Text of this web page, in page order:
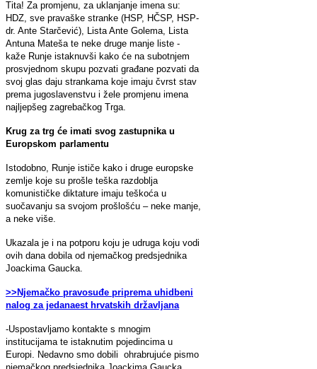
Tita! Za promjenu, za uklanjanje imena su:
HDZ, sve pravaške stranke (HSP, HČSP, HSP-
dr. Ante Starčević), Lista Ante Golema, Lista
Antuna Mateša te neke druge manje liste -
kaže Runje istaknuvši kako će na subotnjem
prosvjednom skupu pozvati građane pozvati da
svoj glas daju strankama koje imaju čvrst stav
prema jugoslavenstvu i žele promjenu imena
najljepšeg zagrebačkog Trga.
Krug za trg će imati svog zastupnika u
Europskom parlamentu
Istodobno, Runje ističe kako i druge europske
zemlje koje su prošle teška razdoblja
komunističke diktature imaju teškoća u
suočavanju sa svojom prošlošću – neke manje,
a neke više.
Ukazala je i na potporu koju je udruga koju vodi
ovih dana dobila od njemačkog predsjednika
Joackima Gaucka.
>>Njemačko pravosuđe priprema uhidbeni
nalog za jedanaest hrvatskih državljana
-Uspostavljamo kontakte s mnogim
institucijama te istaknutim pojedincima u
Europi. Nedavno smo dobili ohrabrujuće pismo